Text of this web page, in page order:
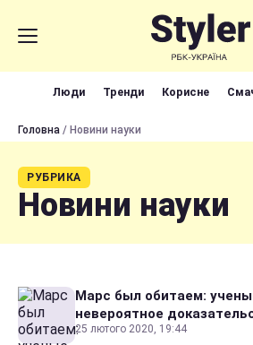
Люди Тренди Корисне
Головна / Новини науки
РУБРИКА
Новини науки
Марс был обитаем:
невероятное
25 лютого 2020, 19:44